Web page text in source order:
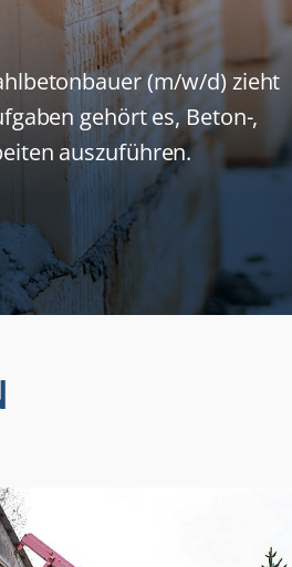
(m/w/d) zieht
gehört es, Beton-,
auszuführen.